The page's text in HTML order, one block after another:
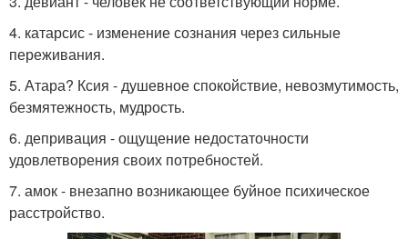
4. катарсис - изменение сознания через сильные
переживания.
5. Атара? Ксия - душевное спокойствие, невозмутимость,
безмятежность, мудрость.
6. депривация - ощущение недостаточности
удовлетворения своих потребностей.
7. амок - внезапно возникающее буйное психическое
расстройство.